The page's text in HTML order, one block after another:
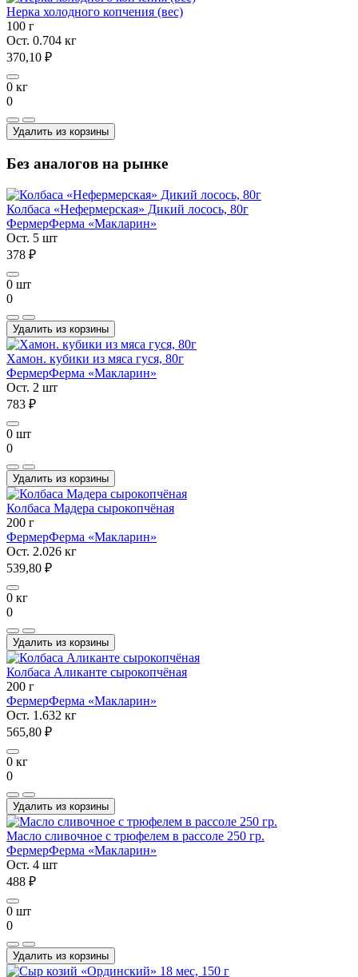
Нерка холодного копчения (вес)
100 г
Ост. 0.704 кг
370,10 ₽
0 кг
0
Удалить из корзины
Без аналогов на рынке
Колбаса «Нефермерская» Дикий лосось, 80г
ФермерФерма «Макларин»
Ост. 5 шт
378 ₽
0 шт
0
Удалить из корзины
Хамон. кубики из мяса гуся, 80г
ФермерФерма «Макларин»
Ост. 2 шт
783 ₽
0 шт
0
Удалить из корзины
Колбаса Мадера сырокопчёная
200 г
ФермерФерма «Макларин»
Ост. 2.026 кг
539,80 ₽
0 кг
0
Удалить из корзины
Колбаса Аликанте сырокопчёная
200 г
ФермерФерма «Макларин»
Ост. 1.632 кг
565,80 ₽
0 кг
0
Удалить из корзины
Масло сливочное с трюфелем в рассоле 250 гр.
ФермерФерма «Макларин»
Ост. 4 шт
488 ₽
0 шт
0
Удалить из корзины